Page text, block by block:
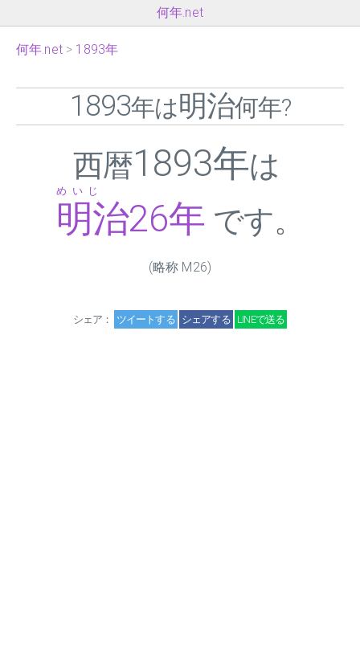
何年.net
何年.net 1893年
1893年は明治何年?
西暦1893年は
明治26年
めいじ
です。
(略称 M26)
シェア： ツイートする シェアする LINEで送る